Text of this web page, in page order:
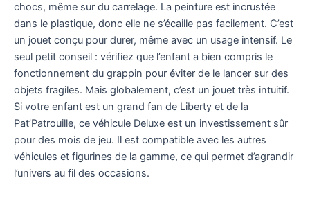
chocs, même sur du carrelage. La peinture est incrustée
dans le plastique, donc elle ne s’écaille pas facilement. C’est
un jouet conçu pour durer, même avec un usage intensif. Le
seul petit conseil : vérifiez que l’enfant a bien compris le
fonctionnement du grappin pour éviter de le lancer sur des
objets fragiles. Mais globalement, c’est un jouet très intuitif.
Si votre enfant est un grand fan de Liberty et de la
Pat’Patrouille, ce véhicule Deluxe est un investissement sûr
pour des mois de jeu. Il est compatible avec les autres
véhicules et figurines de la gamme, ce qui permet d’agrandir
l’univers au fil des occasions.